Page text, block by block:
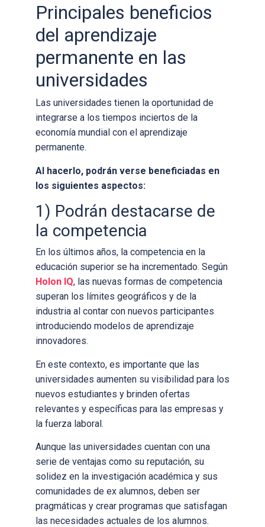
Principales beneficios
del aprendizaje
permanente en las
universidades
Las universidades tienen la oportunidad de
integrarse a los tiempos inciertos de la
economía mundial con el aprendizaje
permanente.
Al hacerlo, podrán verse beneficiadas en
los siguientes aspectos:
1) Podrán destacarse de
la competencia
En los últimos años, la competencia en la
educación superior se ha incrementado. Según
Holon IQ, las nuevas formas de competencia
superan los límites geográficos y de la
industria al contar con nuevos participantes
introduciendo modelos de aprendizaje
innovadores.
En este contexto, es importante que las
universidades aumenten su visibilidad para los
nuevos estudiantes y brinden ofertas
relevantes y específicas para las empresas y
la fuerza laboral.
Aunque las universidades cuentan con una
serie de ventajas como su reputación, su
solidez en la investigación académica y sus
comunidades de ex alumnos, deben ser
pragmáticas y crear programas que satisfagan
las necesidades actuales de los alumnos.